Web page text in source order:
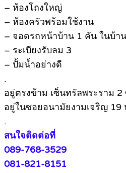
– ห้องโถงใหญ่
– ห้องครัวพร้อมใช้งาน
– จอดรถหน้าบ้าน 1 คัน ในบ้า
– ระเบียงรับลม 3
– ปั้มน้ำอย่างดี
.
อยู่ตรงข้าม เซ็นทรัลพระราม
อยู่ในซอยอนามัยงามเจริญ 19
.
สนใจติดต่อที่
089-768-3529
081-821-8151